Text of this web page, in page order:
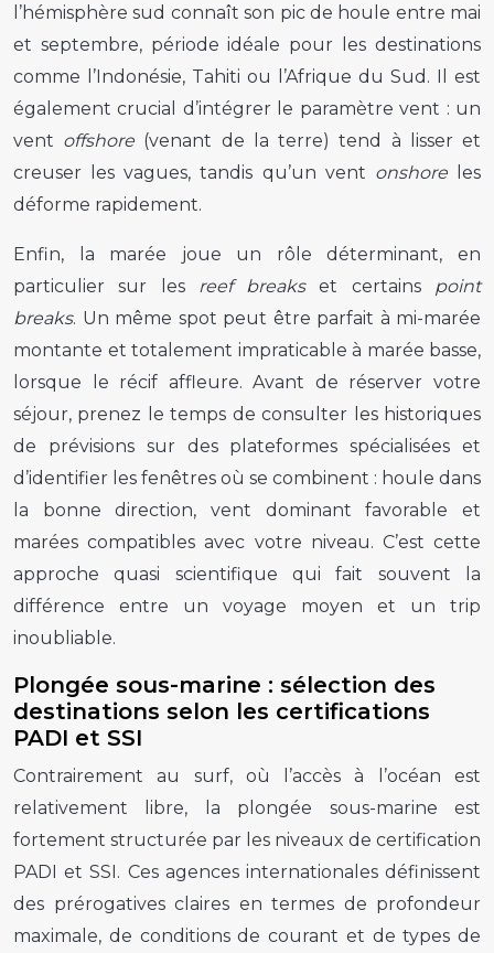
l’hémisphère sud connaît son pic de houle entre mai
et septembre, période idéale pour les destinations
comme l’Indonésie, Tahiti ou l’Afrique du Sud. Il est
également crucial d’intégrer le paramètre vent : un
vent offshore (venant de la terre) tend à lisser et
creuser les vagues, tandis qu’un vent onshoreles
déforme rapidement.
Enfin, la marée joue un rôle déterminant, en
particulier sur les reef breakset certains point
breaks. Un même spot peut être parfait à mi-marée
montante et totalement impraticable à marée basse,
lorsque le récif affleure. Avant de réserver votre
séjour, prenez le temps de consulter les historiques
de prévisions sur des plateformes spécialisées et
d’identifier les fenêtres où se combinent : houle dans
la bonne direction, vent dominant favorable et
marées compatibles avec votre niveau. C’est cette
approche quasi scientifique qui fait souvent la
différence entre un voyage moyen et un trip
inoubliable.
Plongée sous-marine : sélection des
destinations selon les certifications
PADI et SSI
Contrairement au surf, où l’accès à l’océan est
relativement libre, la plongée sous-marine est
fortement structurée par les niveaux de certification
PADI et SSI. Ces agences internationales définissent
des prérogatives claires en termes de profondeur
maximale, de conditions de courant et de types de